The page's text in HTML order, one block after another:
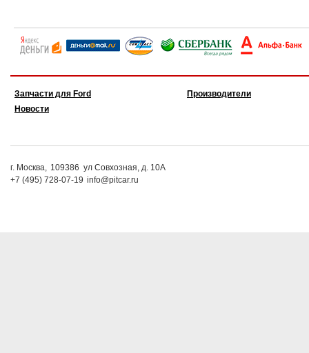
Запчасти для Ford
Новости
Производители
г. Москва, 109386 ул Совхозная, д. 10А
+7 (495) 728-07-19 info@pitcar.ru